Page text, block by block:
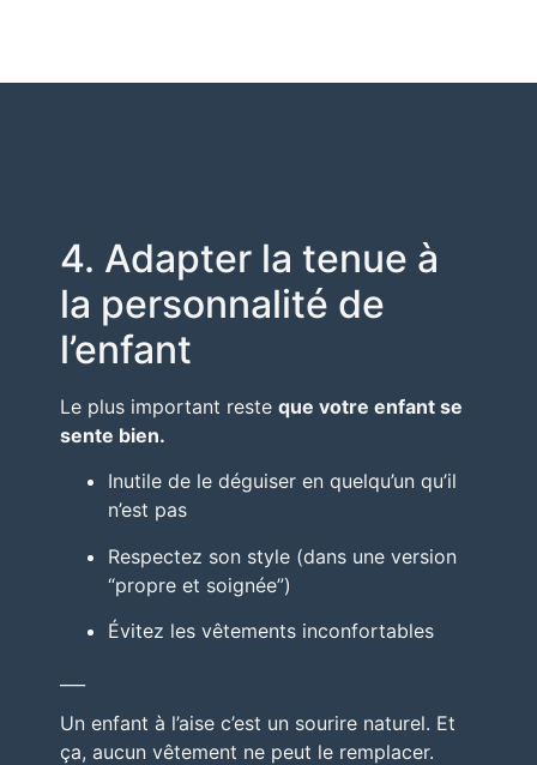
4. Adapter la tenue à
la personnalité de
l’enfant
Le plus important reste que votre enfant se
sente bien.
Inutile de le déguiser en quelqu’un qu’il
n’est pas
Respectez son style (dans une version
“propre et soignée”)
Évitez les vêtements inconfortables
Un enfant à l’aise c’est un sourire naturel. Et
ça, aucun vêtement ne peut le remplacer.